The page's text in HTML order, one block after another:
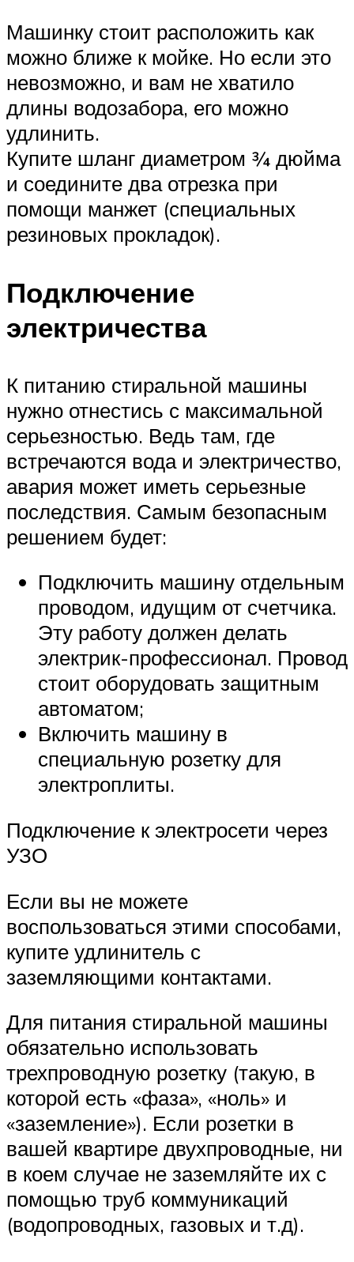
Машинку стоит расположить как
можно ближе к мойке. Но если это
невозможно, и вам не хватило
длины водозабора, его можно
удлинить.
Купите шланг диаметром ¾ дюйма
и соедините два отрезка при
помощи манжет (специальных
резиновых прокладок).
Подключение
электричества
К питанию стиральной машины
нужно отнестись с максимальной
серьезностью. Ведь там, где
встречаются вода и электричество,
авария может иметь серьезные
последствия. Самым безопасным
решением будет:
Подключить машину отдельным
проводом, идущим от счетчика.
Эту работу должен делать
электрик-профессионал. Провод
стоит оборудовать защитным
автоматом;
Включить машину в
специальную розетку для
электроплиты.
Подключение к электросети через
УЗО
Если вы не можете
воспользоваться этими способами,
купите удлинитель с
заземляющими контактами.
Для питания стиральной машины
обязательно использовать
трехпроводную розетку (такую, в
которой есть «фаза», «ноль» и
«заземление»). Если розетки в
вашей квартире двухпроводные, ни
в коем случае не заземляйте их с
помощью труб коммуникаций
(водопроводных, газовых и т.д).